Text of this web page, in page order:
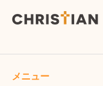
メニュー